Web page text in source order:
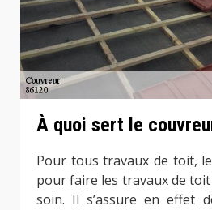
À quoi sert le
Pour tous travaux de toit,
pour faire les travaux de
soin. Il s’assure en effet